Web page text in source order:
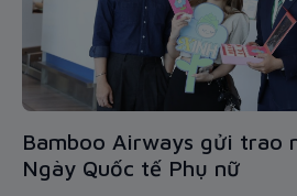
Bamboo Airways gửi trao
Ngày Quốc tế Phụ nữ